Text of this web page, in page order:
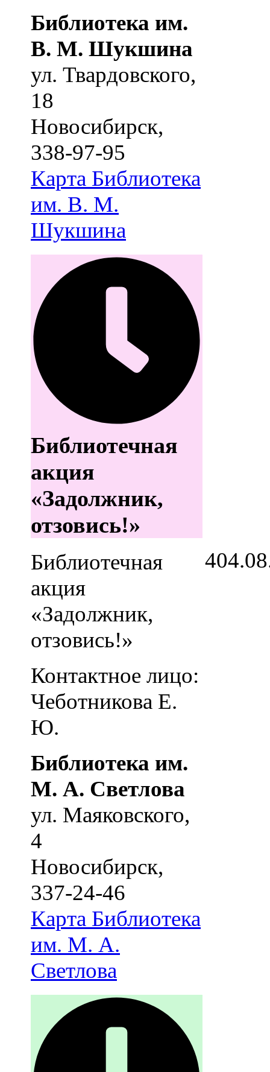
Библиотека им.
В. М. Шукшина
ул. Твардовского,
18
Новосибирск,
338-97-95
Карта Библиотека
им. В. М.
Шукшина
Библиотечная
акция
«Задолжник,
отзовись!»
Библиотечная
акция
«Задолжник,
отзовись!»
Контактное лицо:
Чеботникова Е.
Ю.
Библиотека им.
М. А. Светлова
ул. Маяковского,
4
Новосибирск,
337-24-46
Карта Библиотека
им. М. А.
Светлова
4